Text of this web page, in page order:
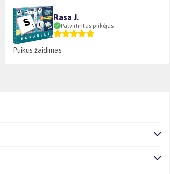
Rasa J.
Patvirtintas pirkėjas
Puikus žaidimas